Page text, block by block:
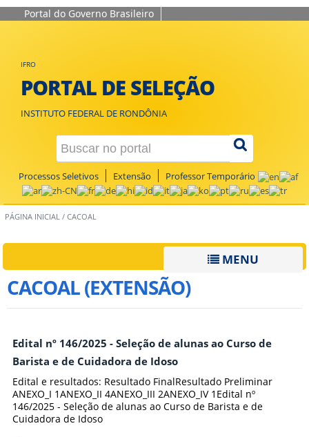
Portal do Governo Brasileiro
IFRO
PORTAL DE SELEÇÃO
INSTITUTO FEDERAL DE RONDÔNIA
Processos Seletivos Extensão Professor Temporário
PÁGINA INICIAL / CACOAL
MENU
CACOAL (EXTENSÃO)
Edital nº 146/2025 - Seleção de alunas ao Curso de
Barista e de Cuidadora de Idoso­
Edital e resultados: Resultado FinalResultado Preliminar
ANEXO_I 1ANEXO_II 4ANEXO_III 2ANEXO_IV 1Edital nº
146/2025 - Seleção de alunas ao Curso de Barista e de
Cuidadora de Idoso­